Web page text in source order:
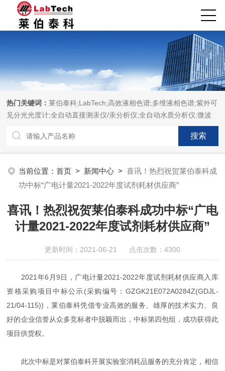
热门关键词：莱伯泰科;LabTech;高效液相色谱;多维液相色谱;紫外可
见分光光度计;全自动直接测汞仪/汞分析仪;全自动水质分析仪;微波
消解萃取系统;微波合成系统;微波灰化磺化系统;全自动固相萃取系
统;Dryvap全自动溶剂蒸发系统;激光固体烧蚀进样系统;循环水冷却
设计与工程;通风柜;化学安全柜;AAICPICP-MSUV-VISHPLC耗材和
配件
当前位置：首页 > 新闻中心 >喜讯！热烈祝贺莱伯泰科成
功中标“广电计量2021-2022年度试剂耗材供应商”
喜讯！热烈祝贺莱伯泰科成功中标“广电
计量2021-2022年度试剂耗材供应商”
更新时间：2021-06-21 点击次数：4300
2021年6月9日，广电计量2021-2022年度试剂耗材供应商入库
资格采购项目中标公示(采购编号：GZGK21E072A0284Z(GDJL-
21/04-115))，莱伯泰科凭借专业高效的服务、雄厚的技术实力、良
好的企业信誉从众多竞标者中脱颖而出，中标第四包组，成功获得此
项目供货权。
此次中标是对莱伯泰科开展实验室消耗品服务的充分肯定，相信